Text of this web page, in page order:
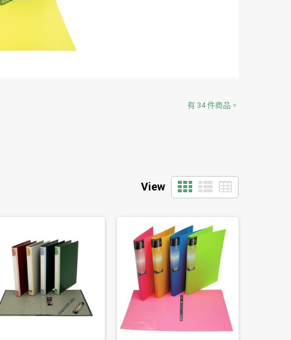
有 34 件商品。
View